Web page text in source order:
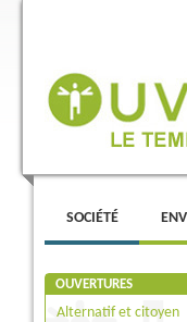
Menu principal
ALLER AU
ALLER AU
SOCIÉTÉ
OUVERTURES
Alternatif et citoyen